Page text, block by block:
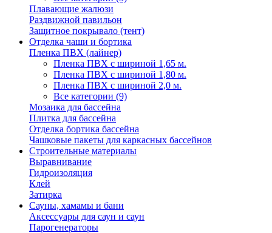
Плавающие жалюзи
Раздвижной павильон
Защитное покрывало (тент)
Отделка чаши и бортика
Пленка ПВХ (лайнер)
Пленка ПВХ с шириной 1,65 м.
Пленка ПВХ с шириной 1,80 м.
Пленка ПВХ с шириной 2,0 м.
Все категории (9)
Мозаика для бассейна
Плитка для бассейна
Отделка бортика бассейна
Чашковые пакеты для каркасных бассейнов
Строительные материалы
Выравнивание
Гидроизоляция
Клей
Затирка
Сауны, хамамы и бани
Аксессуары для саун и саун
Парогенераторы